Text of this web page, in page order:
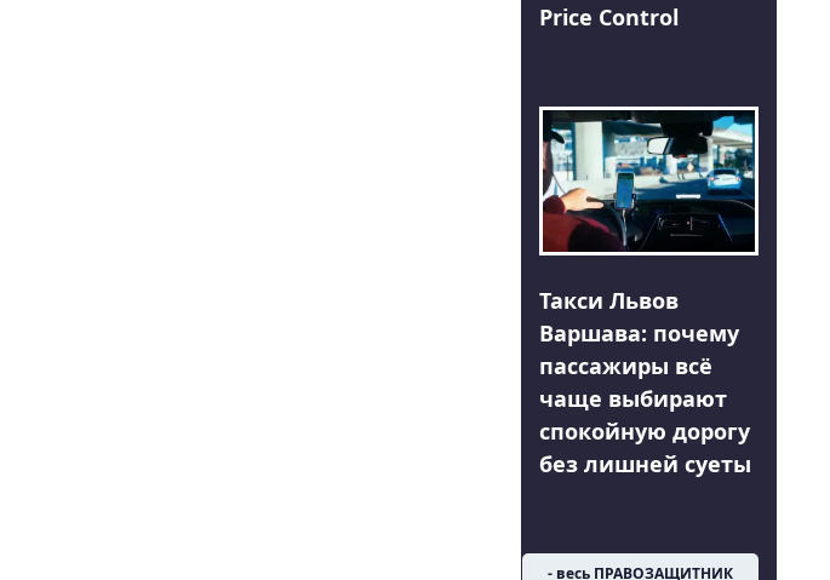
Price Control
Такси Львов
Варшава: почему
пассажиры всё
чаще выбирают
спокойную дорогу
без лишней суеты
- весь ПРАВОЗАЩИТНИК